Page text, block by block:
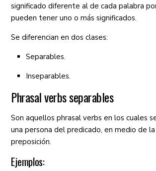
significado diferente al de cada palabra
pueden tener uno o más significados.
Se diferencian en dos clases:
Separables.
Inseparables.
Phrasal verbs separables
Son aquellos phrasal verbs en los cuales
una persona del predicado, en medio de
preposición.
Ejemplos: